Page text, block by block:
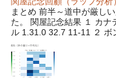
まとめ 前半～道中が厳し
た。 関屋記念結果 １ カ
ル 1.31.0 32.7 11-11 ２ ボ